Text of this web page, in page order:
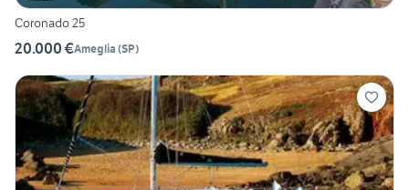
Coronado 25
20.000 €Ameglia (SP)